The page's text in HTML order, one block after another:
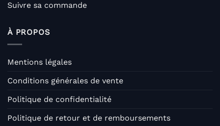
Suivre sa commande
À PROPOS
Mentions légales
Conditions générales de vente
Politique de confidentialité
Politique de retour et de remboursements